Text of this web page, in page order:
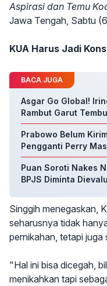
Aspirasi dan Temu
Jawa Tengah, Sabtu
KUA Harus Jadi
BACA JUGA
Asgar Go Global!
Rambut Garut
Prabowo Belum
Pengganti Perry
Puan Soroti Nakes
BPJS Diminta
Singgih menegaskan,
seharusnya tidak
pernikahan, tetapi
"Hal ini bisa dicegah,
menikahkan tapi